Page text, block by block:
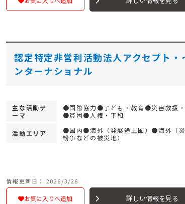
認定特定非営利活動法人アクセプト・
ンターナショナル
主な活動テ
ーマ
●国際協力●子ども・教育●災害救援
●貧困●人権・平和
活動エリア
●国内●海外（発展途上国）●海外（災
紛争などの被災地）
情報更新日： 2026/3/26
お気に入りへ追加 詳しい情報を見る